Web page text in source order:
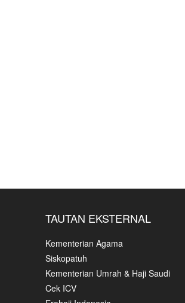
TAUTAN EKSTERNAL
Kementerian Agama
Siskopatuh
Kementerian Umrah & Haji Saudi
Cek ICV